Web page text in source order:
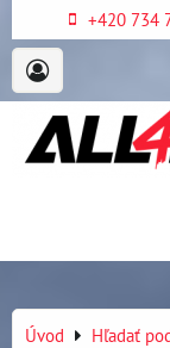
+420 734
Úvod Hľadať